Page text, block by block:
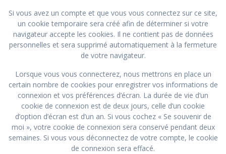
Si vous avez un compte et que vous vous connectez sur ce site,
un cookie temporaire sera créé afin de déterminer si votre
navigateur accepte les cookies. Il ne contient pas de données
personnelles et sera supprimé automatiquement à la fermeture
de votre navigateur.
Lorsque vous vous connecterez, nous mettrons en place un
certain nombre de cookies pour enregistrer vos informations de
connexion et vos préférences d’écran. La durée de vie d’un
cookie de connexion est de deux jours, celle d’un cookie
d’option d’écran est d’un an. Si vous cochez « Se souvenir de
moi », votre cookie de connexion sera conservé pendant deux
semaines. Si vous vous déconnectez de votre compte, le cookie
de connexion sera effacé.